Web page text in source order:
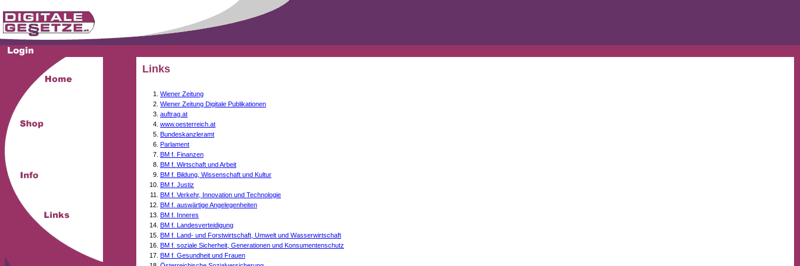
Links
Wiener Zeitung
Wiener Zeitung Digitale Publikationen
auftrag.at
www.oesterreich.at
Bundeskanzleramt
Parlament
BM f. Finanzen
BM f. Wirtschaft und Arbeit
BM f. Bildung, Wissenschaft und Kultur
BM f. Justiz
BM f. Verkehr, Innovation und Technologie
BM f. auswärtige Angelegenheiten
BM f. Inneres
BM f. Landesverteidigung
BM f. Land- und Forstwirtschaft, Umwelt und Wasserwirtschaft
BM f. soziale Sicherheit, Generationen und Konsumentenschutz
BM f. Gesundheit und Frauen